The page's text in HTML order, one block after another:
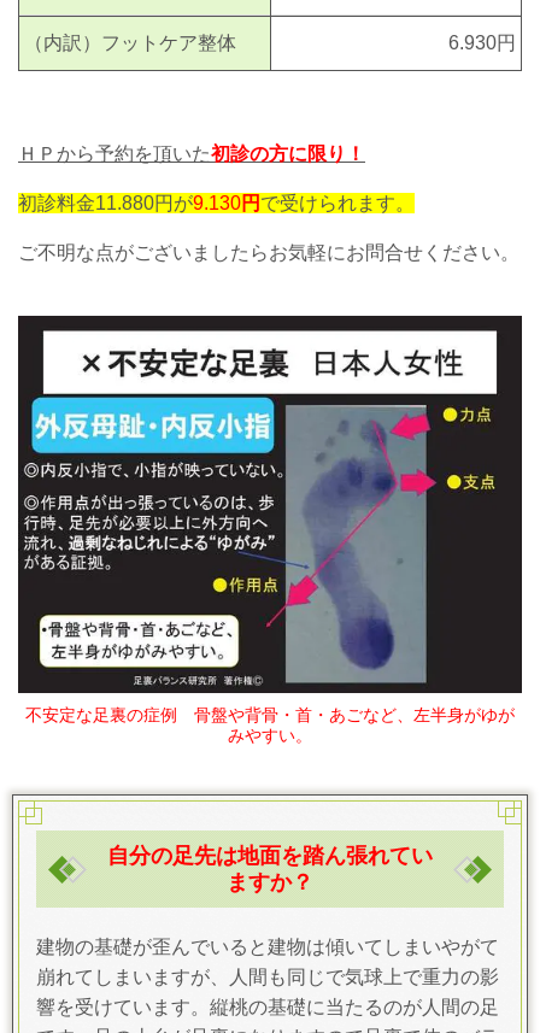
（内訳）フットケア整体 6.930円
ＨＰから予約を頂いた初診の方に限り！
初診料金11.880円が9.130円 で受けられます。
ご不明な点がございましたらお気軽にお問合せください。
不安定な足裏の症例 骨盤や背骨・首・あごなど、左半身がゆが
みやすい。
自分の足先は地面を踏ん張れてい
ますか？
建物の基礎が歪んでいると建物は傾いてしまいやがて
崩れてしまいますが、人間も同じで気球上で重力の影
響を受けています。縦桃の基礎に当たるのが人間の足